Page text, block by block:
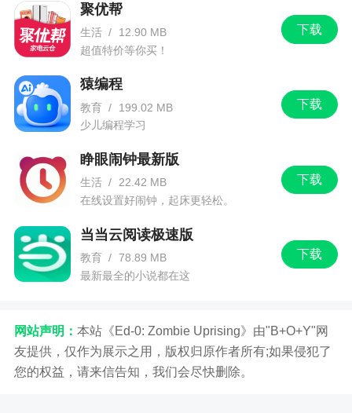
下载
聚优帮
生活 /
12.90 MB
超值特价等你买！
下载
猿编程
教育 /
199.02 MB
少儿编程学习
下载
睁眼闹钟最新版
生活 /
22.42 MB
在线设置好闹钟，起床更轻松。
下载
当当云阅读极速版
教育 / 78.89 MB
最新最全的小说都在这
网站声明： 本站《Ed-0: Zombie Uprising》由"B+O+Y"网
友提供，仅作为展示之用，版权归原作者所有;如果侵犯了
您的权益，请来信告知，我们会尽快删除。